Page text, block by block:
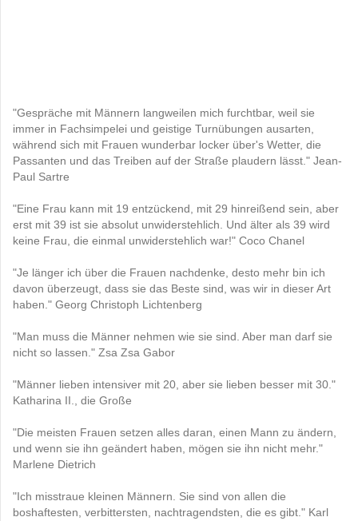
"Gespräche mit Männern langweilen mich furchtbar, weil sie
immer in Fachsimpelei und geistige Turnübungen ausarten,
während sich mit Frauen wunderbar locker über's Wetter, die
Passanten und das Treiben auf der Straße plaudern lässt." Jean-
Paul Sartre
"Eine Frau kann mit 19 entzückend, mit 29 hinreißend sein, aber
erst mit 39 ist sie absolut unwiderstehlich. Und älter als 39 wird
keine Frau, die einmal unwiderstehlich war!" Coco Chanel
"Je länger ich über die Frauen nachdenke, desto mehr bin ich
davon überzeugt, dass sie das Beste sind, was wir in dieser Art
haben." Georg Christoph Lichtenberg
"Man muss die Männer nehmen wie sie sind. Aber man darf sie
nicht so lassen." Zsa Zsa Gabor
"Männer lieben intensiver mit 20, aber sie lieben besser mit 30."
Katharina II., die Große
"Die meisten Frauen setzen alles daran, einen Mann zu ändern,
und wenn sie ihn geändert haben, mögen sie ihn nicht mehr."
Marlene Dietrich
"Ich misstraue kleinen Männern. Sie sind von allen die
boshaftesten, verbittersten, nachtragendsten, die es gibt." Karl